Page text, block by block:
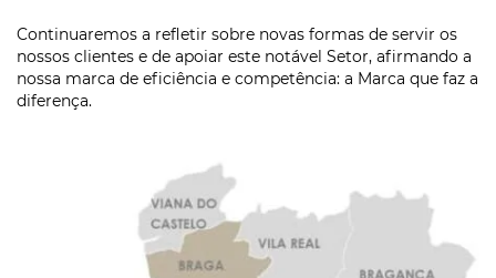
Continuaremos a refletir sobre novas formas de servir os
nossos clientes e de apoiar este notável Setor, afirmando a
nossa marca de eficiência e competência: a Marca que faz a
diferença.